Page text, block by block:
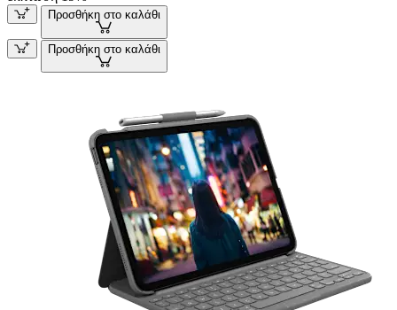
Προσθήκη στο καλάθι
Προσθήκη στο καλάθι